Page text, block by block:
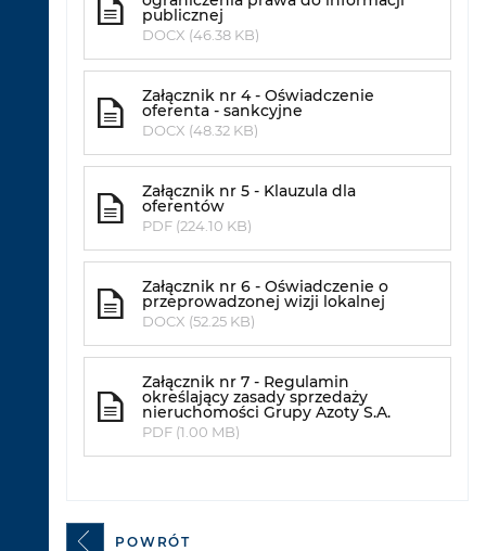
publicznej
DOCX (46.38 KB)
Załącznik nr 4 - Oświadczenie
oferenta - sankcyjne
DOCX (48.32 KB)
Załącznik nr 5 - Klauzula dla
oferentów
PDF (224.10 KB)
Załącznik nr 6 - Oświadczenie o
przeprowadzonej wizji lokalnej
DOCX (52.25 KB)
Załącznik nr 7 - Regulamin
określający zasady sprzedaży
nieruchomości Grupy Azoty S.A.
PDF (1.00 MB)
POWRÓT